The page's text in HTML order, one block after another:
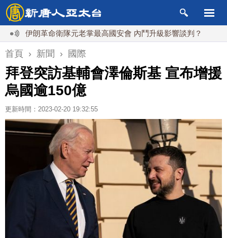
伊朗革命衛隊元老掌最高國安會 內鬥升級影響談判？
首頁 › 新聞 › 國際
拜登突訪基輔會澤倫斯基 宣布增援
烏國逾150億
更新時間：2023-02-20 19:32:55